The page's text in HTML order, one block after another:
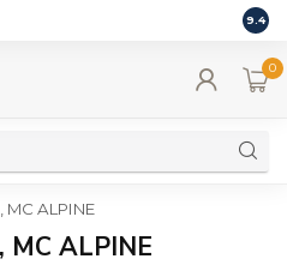
9.4
0
ALPINE
ALPINE